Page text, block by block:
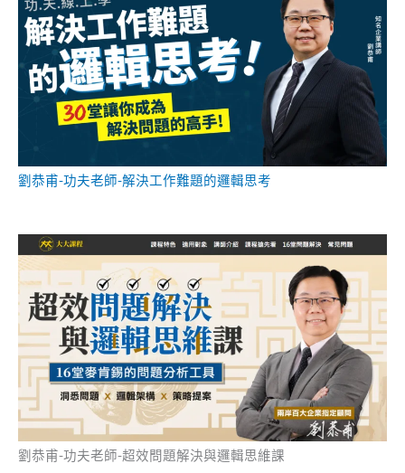
劉恭甫-功夫老師-解決工作難題的邏輯思考
劉恭甫-功夫老師-超效問題解決與邏輯思維課